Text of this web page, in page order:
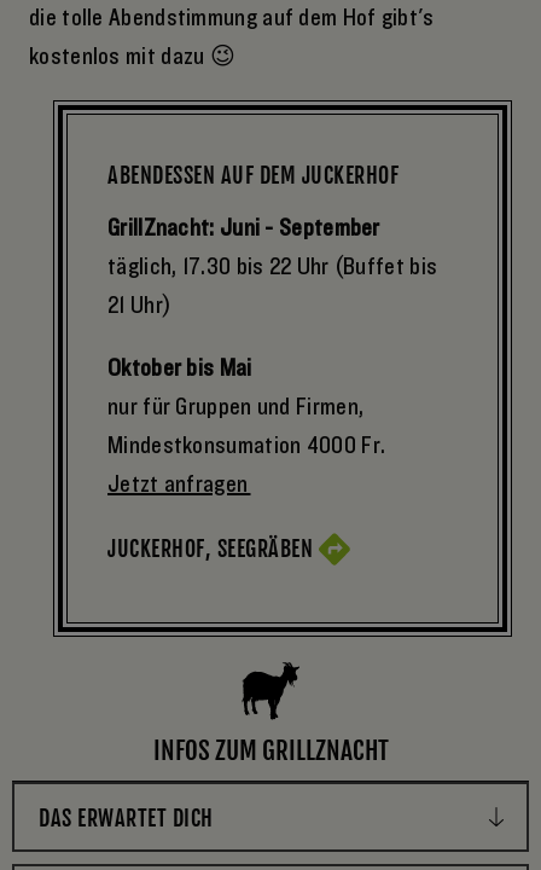
die tolle Abendstimmung auf dem Hof gibt's
kostenlos mit dazu 😉
ABENDESSEN AUF DEM JUCKERHOF
GrillZnacht: Juni - September
täglich, 17.30 bis 22 Uhr (Buffet bis
21 Uhr)
Oktober bis Mai
nur für Gruppen und Firmen,
Mindestkonsumation 4000 Fr.
Jetzt anfragen
JUCKERHOF, SEEGRÄBEN
INFOS ZUM GRILLZNACHT
DAS ERWARTET DICH